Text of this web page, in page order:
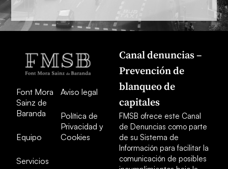
Font Mora
Sainz de
Baranda
Equipo
Servicios
Aviso legal
Política de
Privacidad y
Cookies
Canal denuncias –
Prevención de
blanqueo de
capitales
FMSB ofrece este Canal
de Denuncias como parte
de su Sistema de
Información para facilitar la
comunicación de posibles